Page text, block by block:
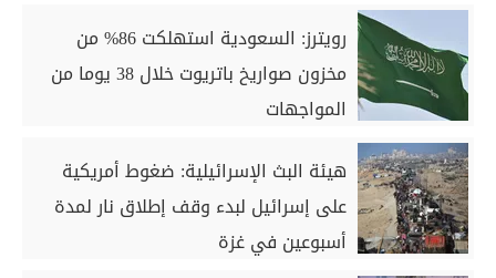
رويترز: السعودية استهلكت 86% من
مخزون صواريخ باتريوت خلال 38 يوما من
المواجهات
هيئة البث الإسرائيلية: ضغوط أمريكية
على إسرائيل لبدء وقف إطلاق نار لمدة
أسبوعين في غزة